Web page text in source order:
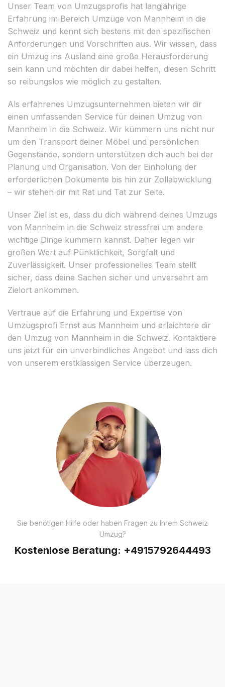
Unser Team von Umzugsprofis hat langjährige
Erfahrung im Bereich Umzüge von Mannheim in die
Schweiz und kennt sich bestens mit den spezifischen
Anforderungen und Vorschriften aus. Wir wissen, dass
ein Umzug ins Ausland eine große Herausforderung
sein kann und möchten dir dabei helfen, diesen Schritt
so reibungslos wie möglich zu gestalten.
Als erfahrenes Umzugsunternehmen bieten wir dir
einen umfassenden Service für deinen Umzug von
Mannheim in die Schweiz. Wir kümmern uns nicht nur
um den Transport deiner Möbel und persönlichen
Gegenstände, sondern unterstützen dich auch bei der
Planung und Organisation. Von der Einholung der
erforderlichen Dokumente bis hin zur Zollabwicklung
– wir stehen dir mit Rat und Tat zur Seite.
Unser Ziel ist es, dass du dich während deines Umzugs
von Mannheim in die Schweiz stressfrei um andere
wichtige Dinge kümmern kannst. Daher legen wir
großen Wert auf Pünktlichkeit, Sorgfalt und
Zuverlässigkeit. Unser professionelles Team stellt
sicher, dass deine Sachen sicher und unversehrt am
Zielort ankommen.
Vertraue auf die Erfahrung und Expertise von
Umzugsprofi Ernst aus Mannheim und erleichtere dir
den Umzug von Mannheim in die Schweiz. Kontaktiere
uns jetzt für ein unverbindliches Angebot und lass dich
von unserem erstklassigen Service überzeugen.
Sie benötigen Hilfe oder haben Fragen zu Ihrem Schweiz
Umzug?
Kostenlose Beratung: +4915792644493